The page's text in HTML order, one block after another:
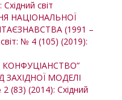
світ
НАЦІОНАЛЬНОЇ
(1991 –
№ 4 (105) (2019):
КОНФУЦІАНСТВО”
ЗАХІДНОЇ МОДЕЛІ
2 (83) (2014): Східний